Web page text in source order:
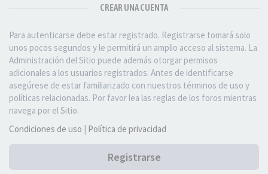
CREAR UNA CUENTA
Para autenticarse debe estar registrado. Registrarse tomará solo
unos pocos segundos y le permitirá un amplio acceso al sistema. La
Administración del Sitio puede además otorgar permisos
adicionales a los usuarios registrados. Antes de identificarse
asegúrese de estar familiarizado con nuestros términos de uso y
políticas relacionadas. Por favor lea las reglas de los foros mientras
navega por el Sitio.
Condiciones de uso | Política de privacidad
Registrarse